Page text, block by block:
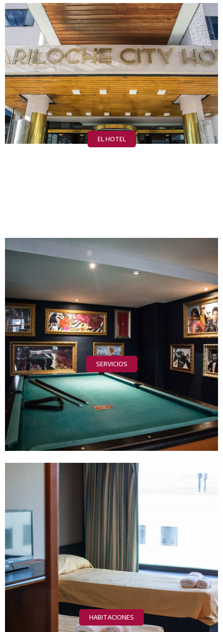
EL HOTEL
SERVICIOS
HABITACIONES